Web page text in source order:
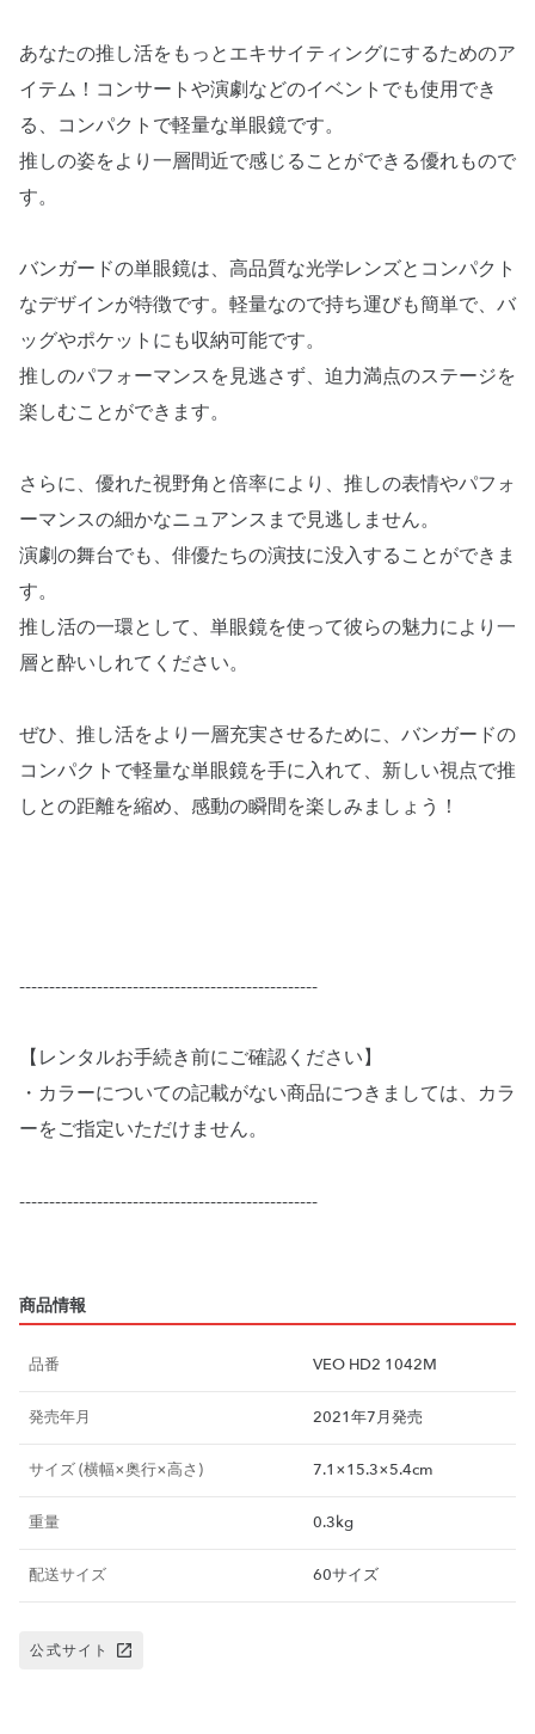
あなたの推し活をもっとエキサイティングにするためのア
イテム！コンサートや演劇などのイベントでも使用でき
る、コンパクトで軽量な単眼鏡です。
推しの姿をより一層間近で感じることができる優れもので
す。
バンガードの単眼鏡は、高品質な光学レンズとコンパクト
なデザインが特徴です。軽量なので持ち運びも簡単で、バ
ッグやポケットにも収納可能です。
推しのパフォーマンスを見逃さず、迫力満点のステージを
楽しむことができます。
さらに、優れた視野角と倍率により、推しの表情やパフォ
ーマンスの細かなニュアンスまで見逃しません。
演劇の舞台でも、俳優たちの演技に没入することができま
す。
推し活の一環として、単眼鏡を使って彼らの魅力により一
層と酔いしれてください。
ぜひ、推し活をより一層充実させるために、バンガードの
コンパクトで軽量な単眼鏡を手に入れて、新しい視点で推
しとの距離を縮め、感動の瞬間を楽しみましょう！
--------------------------------------------------
【レンタルお手続き前にご確認ください】
・カラーについての記載がない商品につきましては、カラ
ーをご指定いただけません。
--------------------------------------------------
商品情報
品番 VEO HD2 1042M
発売年月 2021年7月発売
サイズ (横幅×奥行×高さ) 7.1×15.3×5.4cm
重量 0.3kg
配送サイズ 60サイズ
公式サイト